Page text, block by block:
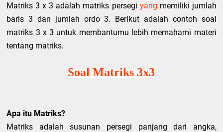
Matriks 3 x 3 adalah matriks persegi yang memiliki jumlah
baris 3 dan jumlah ordo 3. Berikut adalah contoh soal
matriks 3 x 3 untuk membantumu lebih memahami materi
tentang matriks.
Soal Matriks 3x3
Apa itu Matriks?
Matriks adalah susunan persegi panjang dari angka,